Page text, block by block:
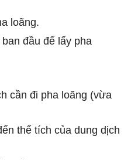
loãng.
đầu để lấy pha
cần đi pha loãng (vừa
thể tích của dung dịch